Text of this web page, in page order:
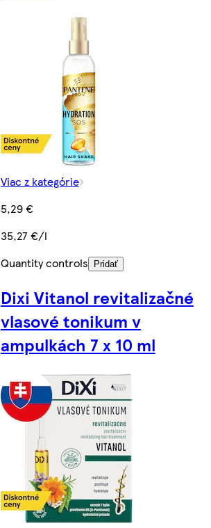
Viac z kategórie
5,29 €
35,27 €/l
Quantity controls
Pridať
Dixi Vitanol revitalizačné
vlasové tonikum v
ampulkách 7 x 10 ml